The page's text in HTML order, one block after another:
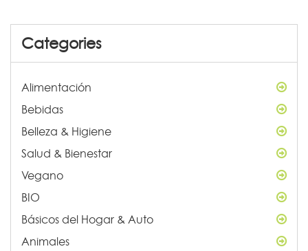
Categories
Alimentación
Bebidas
Belleza & Higiene
Salud & Bienestar
Vegano
BIO
Básicos del Hogar & Auto
Animales